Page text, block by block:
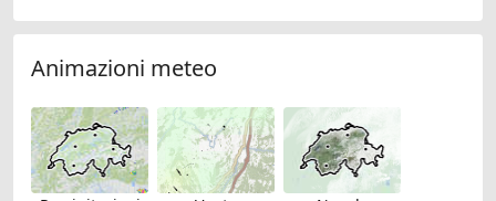
Animazioni meteo